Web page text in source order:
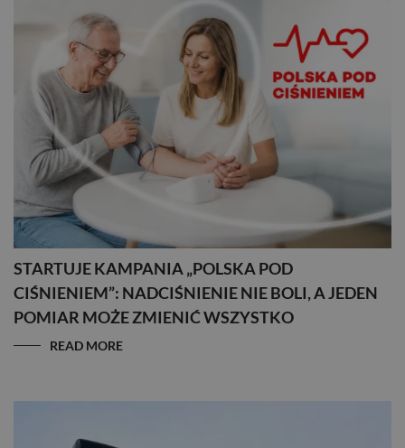
STARTUJE KAMPANIA „POLSKA POD
CIŚNIENIEM”: NADCIŚNIENIE NIE BOLI, A JEDEN
POMIAR MOŻE ZMIENIĆ WSZYSTKO
READ MORE